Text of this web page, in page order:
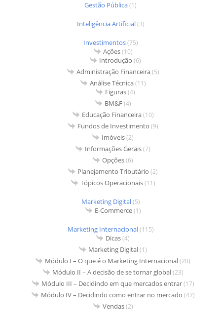
Gestão Pública(1)
Inteligência Artificial(3)
Investimentos(75)
Ações(10)
Introdução (6)
Administração Financeira(5)
Análise Técnica(11)
Figuras(4)
BM&F(4)
Educação Financeira(10)
Fundos de Investimento (9)
Imóveis(2)
Informações Gerais(7)
Opções(6)
Planejamento Tributário (2)
Tópicos Operacionais(11)
Marketing Digital(5)
E-Commerce(1)
Marketing Internacional(115)
Dicas(4)
Marketing Digital(1)
Módulo I – O que é o Marketing Internacional(20)
Módulo II – A decisão de se tornar global(23)
Módulo III – Decidindo em que mercados entrar(17)
Módulo IV – Decidindo como entrar no mercado (47)
Vendas(2)